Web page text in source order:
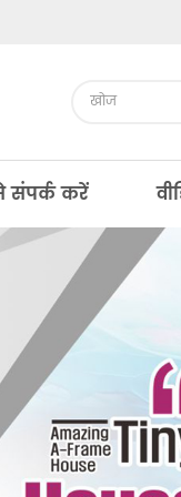
संपर्क करें